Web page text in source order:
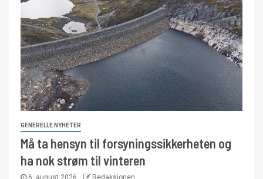
GENERELLE NYHETER
Må ta hensyn til forsyningssikkerheten og
ha nok strøm til vinteren
6. august 2026 Redaksjonen